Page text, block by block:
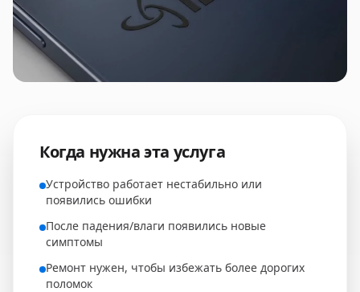
Когда нужна эта услуга
Устройство работает нестабильно или
появились ошибки
После падения/влаги появились новые
симптомы
Ремонт нужен, чтобы избежать более дорогих
поломок